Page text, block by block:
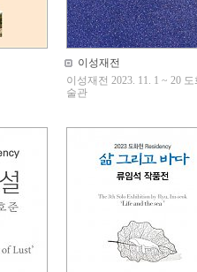
이성재전
이성재전 2023. 11. 1 ~ 20
술관